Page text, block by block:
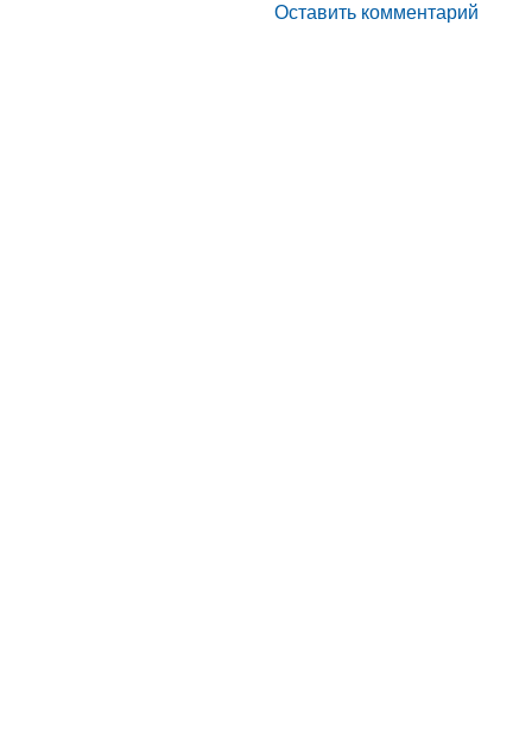
Оставить комментарий